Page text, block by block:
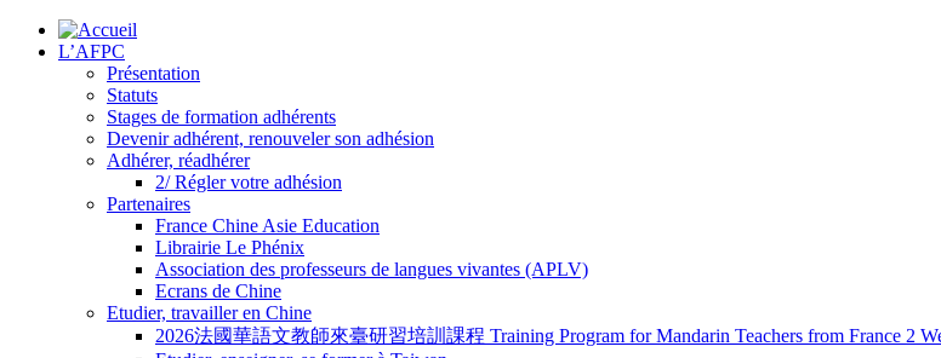
L’AFPC
Présentation
Statuts
Stages de formation adhérents
Devenir adhérent, renouveler son adhésion
Adhérer, réadhérer
2/ Régler votre adhésion
Partenaires
France Chine Asie Education
Librairie Le Phénix
Association des professeurs de langues vivantes (APLV)
Ecrans de Chine
Etudier, travailler en Chine
2026法國華語文教師來臺研習培訓課程 Training Program for Mandarin Teachers from France 2